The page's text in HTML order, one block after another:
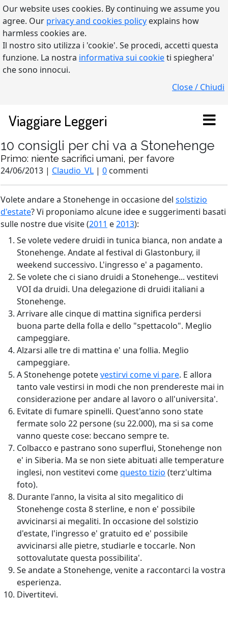
Our website uses cookies. By continuing we assume you
agree. Our privacy and cookies policy explains how
harmless cookies are.
Il nostro sito utilizza i 'cookie'. Se procedi, accetti questa
funzione. La nostra informativa sui cookieti spieghera'
che sono innocui.
Close / Chiudi
Viaggiare Leggeri
10 consigli per chi va a Stonehenge
Primo: niente sacrifici umani, per favore
24/06/2013 | Claudio_VL | 0 commenti
Volete andare a Stonehenge in occasione del solstizio
d'estate? Vi proponiamo alcune idee e suggerimenti basati
sulle nostre due visite (2011 e2013):
Se volete vedere druidi in tunica bianca, non andate a
Stonehenge. Andate al festival di Glastonbury, il
weekend successivo. L'ingresso e' a pagamento.
Se volete che ci siano druidi a Stonehenge... vestitevi
VOI da druidi. Una delegazione di druidi italiani a
Stonehenge.
Arrivare alle cinque di mattina significa perdersi
buona parte della folla e dello "spettacolo". Meglio
campeggiare.
Alzarsi alle tre di mattina e' una follia. Meglio
campeggiare.
A Stonehenge potetevestirvi come vi pare. E allora
tanto vale vestirsi in modi che non prendereste mai in
considerazione per andare al lavoro o all'universita'.
Evitate di fumare spinelli. Quest'anno sono state
fermate solo 22 persone (su 22.000), ma si sa come
vanno queste cose: beccano sempre te.
Colbacco e pastrano sono superflui, Stonehenge non
e' in Siberia. Ma se non siete abituati alle temperature
inglesi, non vestitevi comequesto tizio (terz'ultima
foto).
Durante l'anno, la visita al sito megalitico di
Stonehenge costa 8 sterline, e non e' possibile
avvicinarsi ai megaliti. In occasione del solstizio
d'estate, l'ingresso e' gratuito ed e' possibile
avvicinarsi alle pietre, studiarle e toccarle. Non
sottovalutate questa possibilita'.
Se andate a Stonehenge, venite a raccontarci la vostra
esperienza.
Divertitevi.